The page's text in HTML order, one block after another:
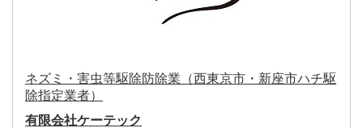
ネズミ・害虫等駆除防除業（西東京市・新座市ハチ駆
除指定業者）
有限会社ケーテック